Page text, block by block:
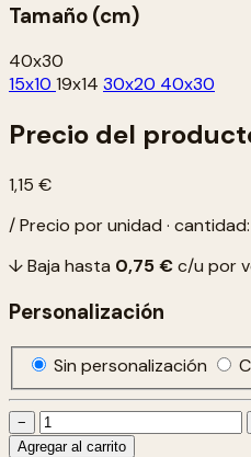
Tamaño (cm)
40x30
15x10 19x14 30x20 40x30
Precio del
1,15 €
/ Precio por unidad · cantidad:
↓ Baja hasta 0,75 €c/u por
Personalización
Sin personalización
−
Agregar al carrito